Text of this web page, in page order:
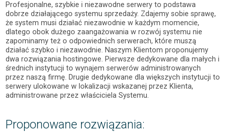
Profesjonalne, szybkie i niezawodne serwery to podstawa
dobrze działającego systemu sprzedaży. Zdajemy sobie sprawę,
że system musi działać niezawodnie w każdym momencie,
dlatego obok dużego zaangażowania w rozwój systemu nie
zapominamy też o odpowiednich serwerach, które muszą
działać szybko i niezawodnie. Naszym Klientom proponujemy
dwa rozwiązania hostingowe. Pierwsze dedykowane dla małych i
średnich instytucji to wynajem serwerów administrowanych
przez naszą firmę. Drugie dedykowane dla większych instytucji to
serwery ulokowane w lokalizacji wskazanej przez Klienta,
administrowane przez właściciela Systemu.
Proponowane rozwiązania: